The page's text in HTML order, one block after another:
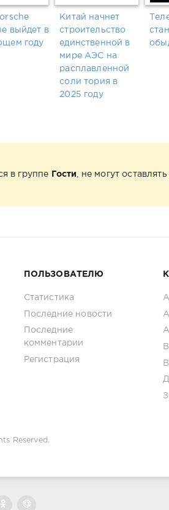
выйдет в
году
Китай начнет
строительство
единственной в
мире АЭС на
расплавленной
соли тория в
2025 году
в группе
Гости
, не могут
ПОЛЬЗОВАТЕЛЮ
Статистика
Последние новости
Последние
комментарии
Регистрация
Reserved.